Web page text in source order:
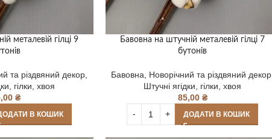
металевій гілці 9
та різдвяний декор,
гілки, хвоя
₴
В КОШИК
Бавовна на штучній металевій гілці 7
бутонів
Бавовна Новорічний та різдвяний декор
Штучні ягідки, гілки, хвоя
85,00 ₴
ДОДАТИ В КОШИК